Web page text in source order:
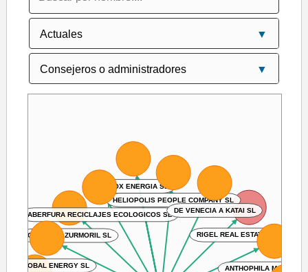
RIGEL REAL ESTATES 2021 SA
SOMOX ENERGIA SL
ANTHOPHILA
OBRADOR ZURMORIL SL
HELIOPOLIS PEOPLE COMPANY SL
ABERFURA RECICLAJES ECOLOGICOS SL
DE VENECIA A KATAI SL
AIR GLOBAL ENERGY SL